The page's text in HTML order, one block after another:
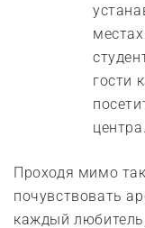
гости
центра.
Проходя мимо
почувствовать
каждый